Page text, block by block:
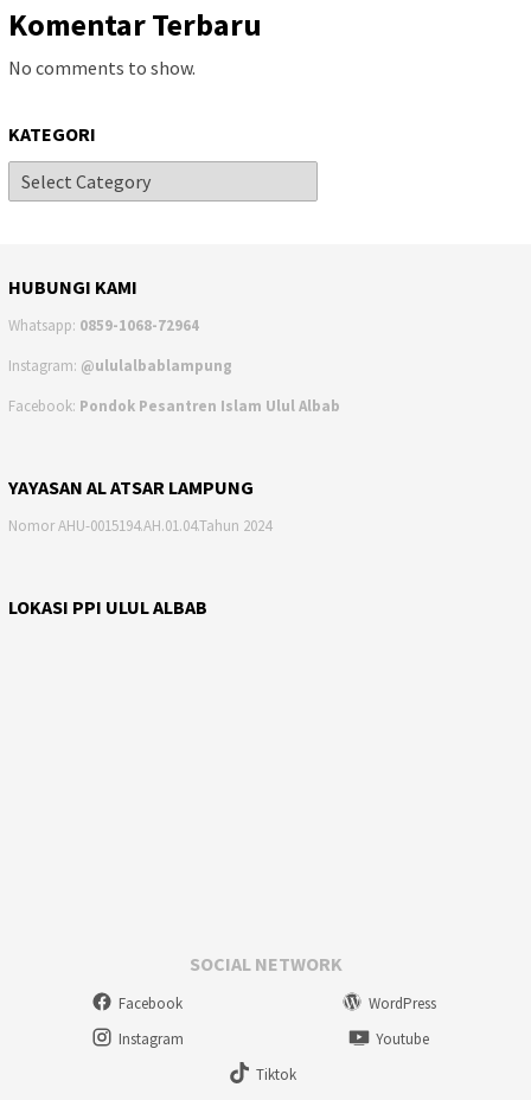
Komentar Terbaru
No comments to show.
KATEGORI
HUBUNGI KAMI
Whatsapp: 0859-1068-72964
Instagram: @ululalbablampung
Facebook: Pondok Pesantren Islam Ulul Albab
YAYASAN AL ATSAR LAMPUNG
Nomor AHU-0015194.AH.01.04.Tahun 2024
LOKASI PPI ULUL ALBAB
SOCIAL NETWORK
Facebook
WordPress
Instagram
Youtube
Tiktok